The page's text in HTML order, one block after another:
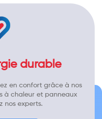
durable
en confort grâce à nos
à chaleur et panneaux
nos experts.